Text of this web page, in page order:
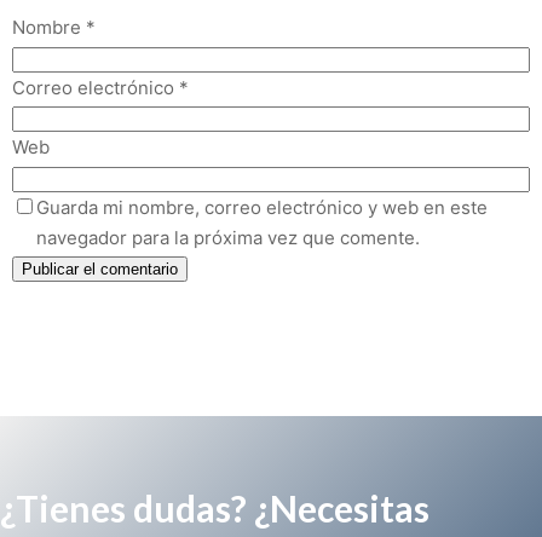
Nombre *
Correo electrónico *
Web
Guarda mi nombre, correo electrónico y web en este
navegador para la próxima vez que comente.
¿Tienes dudas? ¿Necesitas